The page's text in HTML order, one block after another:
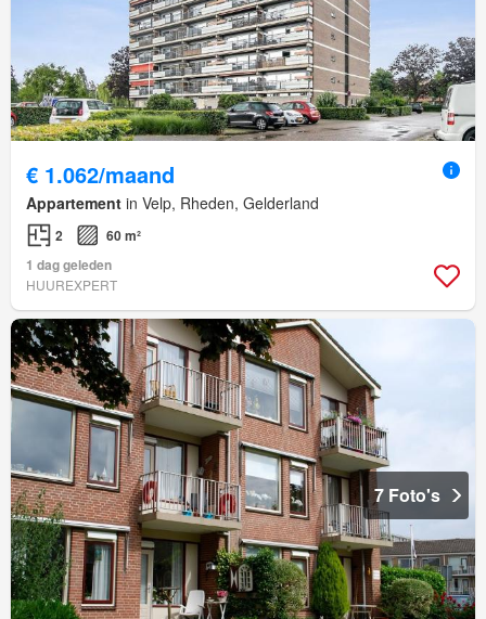
€ 1.062/maand
Appartement in Velp, Rheden, Gelderland
2
60 m²
1 dag geleden
HUUREXPERT
7 Foto's